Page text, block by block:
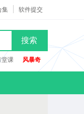
软件提交
集
搜索
堂课
风暴奇